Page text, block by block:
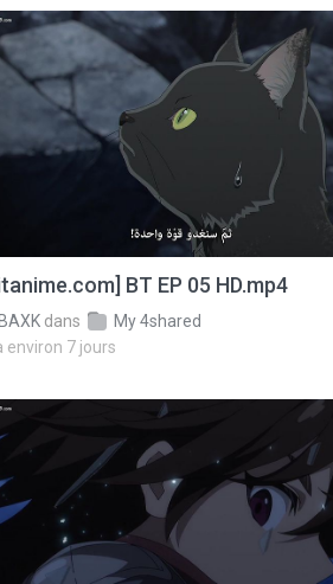
BT EP 05 HD.mp4
BAXK dans
My 4shared
environ 7 jours